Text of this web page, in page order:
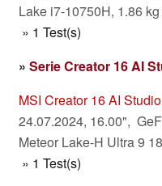
Lake i7-10750H, 1.86 kg
» 1 Test(s)
» Serie Creator 16 AI
MSI Creator 16 AI
24.07.2024, 16.00",
Meteor Lake-H Ultra 9
» 1 Test(s)